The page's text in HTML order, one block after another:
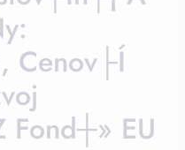
Cenov├í
Fond┼» EU